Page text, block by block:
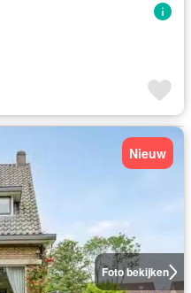
Foto bekijken
Nieuw